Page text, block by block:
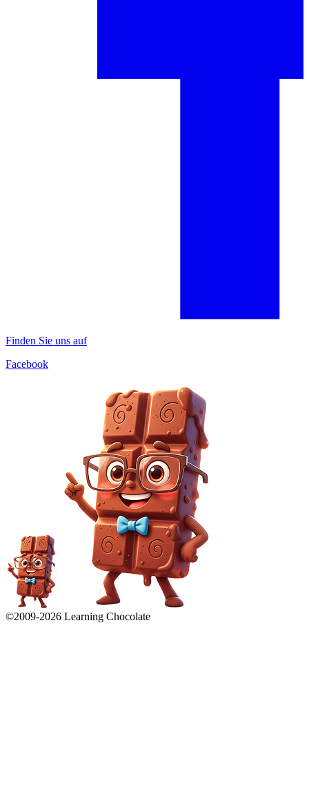
Finden Sie uns auf
Facebook
©2009-2026 Learning Chocolate